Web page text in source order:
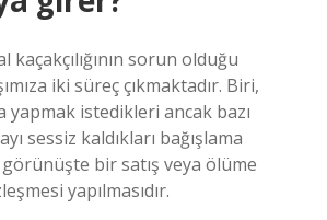
kaçakçılığının sorun olduğu
iki süreç çıkmaktadır. Biri,
yapmak istedikleri ancak bazı
sessiz kaldıkları bağışlama
bir satış veya ölüme
yapılmasıdır.